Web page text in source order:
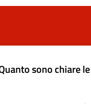
sono chiare